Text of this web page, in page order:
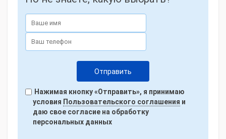
Нажимая кнопку «Отправить», я принимаю
условия Пользовательского соглашения и
даю свое согласие на обработку
персональных данных